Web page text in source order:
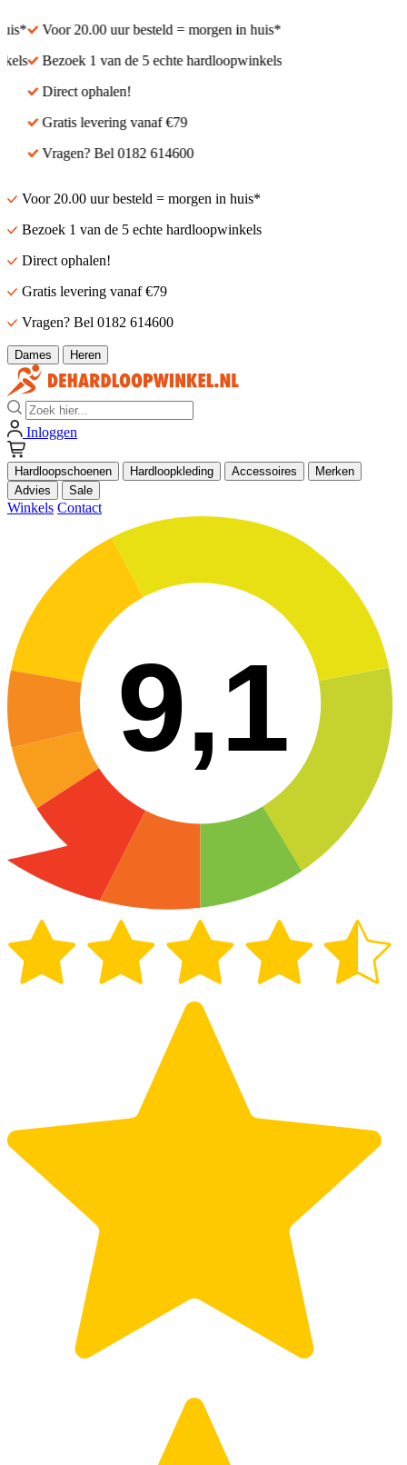
Voor 20.00 uur besteld = morgen in huis*
Bezoek 1 van de 5 echte hardloopwinkels
Direct ophalen!
Gratis levering vanaf €79
Vragen? Bel 0182 614600
Voor 20.00 uur besteld = morgen in huis*
Bezoek 1 van de 5 echte hardloopwinkels
Direct ophalen!
Gratis levering vanaf €79
Vragen? Bel 0182 614600
Dames Heren
Zoek
Inloggen
Hardloopschoenen Hardloopkleding Accessoires
Merken
Advies
Sale
Winkels Contact
9,1